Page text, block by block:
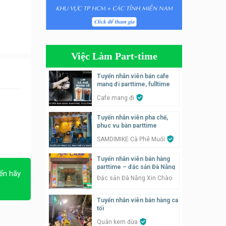
hãy
Tuyển nhân viên phụ quán ăn
– hỗ trợ ăn ở
parttime
GÀ GÔ FASTFOOD
parttime
Tuyển nhân viên pha chế
tiệm trà sữa
TRÀ SỮA THÁI LAN
Tuyển nhân viên tư vấn bán
hàng tiệm bánh ngọt
Tiệm bánh ngọt
Việc Làm Part-time
Tuyển nhân viên bán cafe
mang đi parttime, fulltime
Cafe mang đi
Tuyển nhân viên pha chế,
phục vụ bàn parttime
SAMDIMIKE Cà Phê Muối
Tuyển nhân viên bán hàng
parttime – đặc sản Đà Nẵng
Đặc sản Đà Nẵng Xin Chào
Tuyển nhân viên bán hàng ca
tối
Quán kem dừa